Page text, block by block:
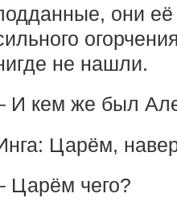
они её
не нашли.
И кем же был
Царём,
Царём чего?